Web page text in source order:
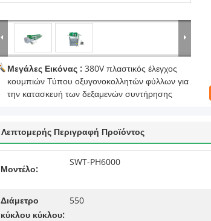
Μεγάλες Εικόνας : 380V πλαστικός έλεγχος
κουμπιών Τύπου οξυγονοκολλητών φύλλων για
την κατασκευή των δεξαμενών συντήρησης
Λεπτομερής Περιγραφή Προϊόντος
Μοντέλο:
SWT-PH6000
Διάμετρο
κύκλου κύκλου:
550